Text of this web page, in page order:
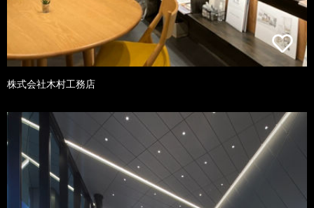
株式会社木村工務店